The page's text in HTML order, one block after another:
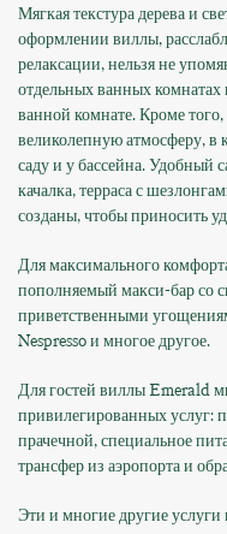
Мягкая текстура дерева и
оформлении виллы,
релаксации, нельзя не
отдельных ванных
ванной комнате. Кроме
великолепную атмосферу, в
саду и у бассейна. Удобный
качалка, терраса с
созданы, чтобы приносить
Для максимального
пополняемый макси-бар со
приветственными
Nespresso и многое другое.
Для гостей виллы Emerald
привилегированных услуг:
прачечной, специальное
трансфер из аэропорта и
Эти и многие другие услуги